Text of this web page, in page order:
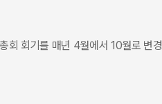
회 회기를 매년 4월에서 10월로 변경